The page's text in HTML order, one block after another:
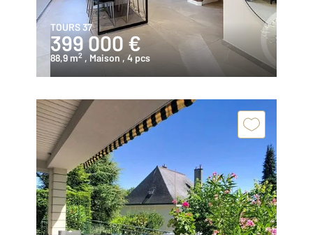
TOURS 37
399 000 €
88,9 m2 , Maison , 4 pcs